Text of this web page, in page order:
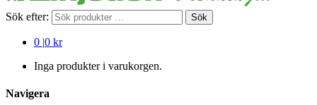
Sök efter: Sök
0 |0 kr
Inga produkter i varukorgen.
Navigera